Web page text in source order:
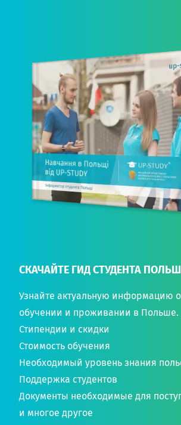
СКАЧАЙТЕ ГИД СТУДЕНТА
Узнайте актуальную информацию
обучении и проживании в Польше.
Стипендии и скидки
Стоимость обучения
Необходимый уровень знания
Поддержка студентов
Документы необходимые для
и многое другое